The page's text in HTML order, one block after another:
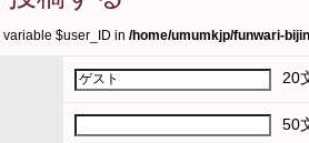
variable $user_ID in /home/umumkjp/funwari-
20
50